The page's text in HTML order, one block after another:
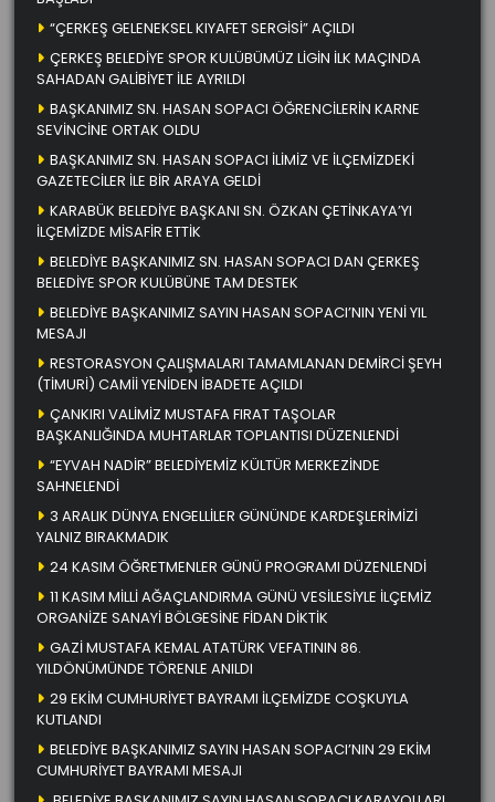
“ÇERKEŞ GELENEKSEL KIYAFET SERGİSİ” AÇILDI
ÇERKEŞ BELEDİYE SPOR KULÜBÜMÜZ LİGİN İLK MAÇINDA
SAHADAN GALİBİYET İLE AYRILDI
BAŞKANIMIZ SN. HASAN SOPACI ÖĞRENCİLERİN KARNE
SEVİNCİNE ORTAK OLDU
BAŞKANIMIZ SN. HASAN SOPACI İLİMİZ VE İLÇEMİZDEKİ
GAZETECİLER İLE BİR ARAYA GELDİ
KARABÜK BELEDİYE BAŞKANI SN. ÖZKAN ÇETİNKAYA’YI
İLÇEMİZDE MİSAFİR ETTİK
BELEDİYE BAŞKANIMIZ SN. HASAN SOPACI DAN ÇERKEŞ
BELEDİYE SPOR KULÜBÜNE TAM DESTEK
BELEDİYE BAŞKANIMIZ SAYIN HASAN SOPACI’NIN YENİ YIL
MESAJI
RESTORASYON ÇALIŞMALARI TAMAMLANAN DEMİRCİ ŞEYH
(TİMURİ) CAMİİ YENİDEN İBADETE AÇILDI
ÇANKIRI VALİMİZ MUSTAFA FIRAT TAŞOLAR
BAŞKANLIĞINDA MUHTARLAR TOPLANTISI DÜZENLENDİ
“EYVAH NADİR” BELEDİYEMİZ KÜLTÜR MERKEZİNDE
SAHNELENDİ
3 ARALIK DÜNYA ENGELLİLER GÜNÜNDE KARDEŞLERİMİZİ
YALNIZ BIRAKMADIK
24 KASIM ÖĞRETMENLER GÜNÜ PROGRAMI DÜZENLENDİ
11 KASIM MİLLİ AĞAÇLANDIRMA GÜNÜ VESİLESİYLE İLÇEMİZ
ORGANİZE SANAYİ BÖLGESİNE FİDAN DİKTİK
GAZİ MUSTAFA KEMAL ATATÜRK VEFATININ 86.
YILDÖNÜMÜNDE TÖRENLE ANILDI
29 EKİM CUMHURİYET BAYRAMI İLÇEMİZDE COŞKUYLA
KUTLANDI
BELEDİYE BAŞKANIMIZ SAYIN HASAN SOPACI’NIN 29 EKİM
CUMHURİYET BAYRAMI MESAJI